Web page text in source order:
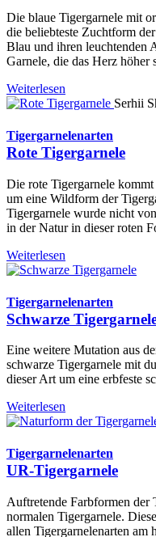
Die blaue Tigergarnele mit
die beliebteste Zuchtform
Blau und ihren leuchtenden
Garnele, die das Herz höher
Weiterlesen
Serhii
Tigergarnelenarten
Rote Tigergarnele
Die rote Tigergarnele
um eine Wildform der
Tigergarnele wurde nicht
in der Natur in dieser roten
Weiterlesen
Tigergarnelenarten
Schwarze
Eine weitere Mutation aus
schwarze Tigergarnele mit
dieser Art um eine erbfeste
Weiterlesen
Tigergarnelenarten
UR-Tigergarnele
Auftretende Farbformen der
normalen Tigergarnele.
allen Tigergarnelenarten am